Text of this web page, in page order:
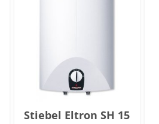
Stiebel Eltron SH 15